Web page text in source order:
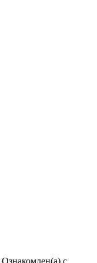
Ознакомлен(а) с